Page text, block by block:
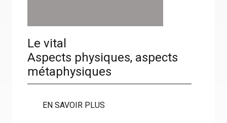
Le vital
Aspects physiques, aspects
métaphysiques
EN SAVOIR PLUS